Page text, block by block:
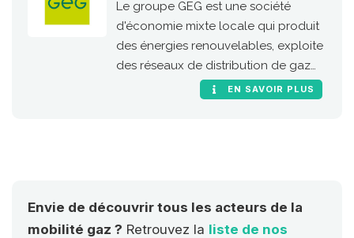
Le groupe GEG est une société
d'économie mixte locale qui produit
des énergies renouvelables, exploite
des réseaux de distribution de gaz
naturel et d'électricité, vend de
EN SAVOIR PLUS
Envie de découvrir tous les acteurs de la
mobilité gaz ? Retrouvez la liste de nos